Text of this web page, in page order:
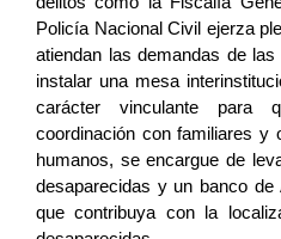
Policía Nacional Civil ejerza
atiendan las demandas de
instalar una mesa
carácter vinculante para
coordinación con familiares y
humanos, se encargue de
desaparecidas y un banco de
que contribuya con la